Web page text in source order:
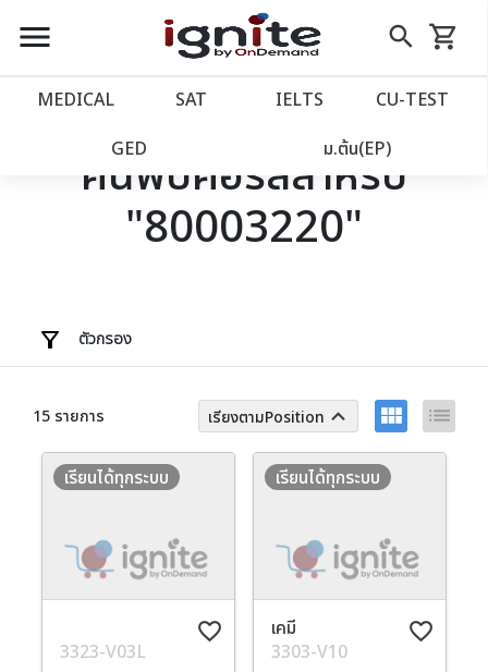
close
account_balance หน้าแรก
เว็บไซต์อิกไนท์
โปรโมชั่น
account_circle เข้าสู่ระบบ
menu search
Skip
to
shopping_cart
รถเข็น
MEDICAL SAT IELTS CU‑TEST
GED ม.ต้น(EP)
ค้นพบคอร์สสำหรับ
"80003220"
ตัวกรอง
15 รายการ เรียงตามPosition keyboard_arrow_up view_module list
favorite_border
3323-V03L
เรียนได้ทุกระบบ
favorite_border
เคมี
3303-V10
เรียนได้ทุกระบบ